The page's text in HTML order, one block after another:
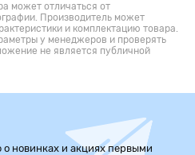
может отличаться от
Производитель может
и комплектацию товара.
у менеджеров и проверять
не является публичной
новинках и акциях первыми